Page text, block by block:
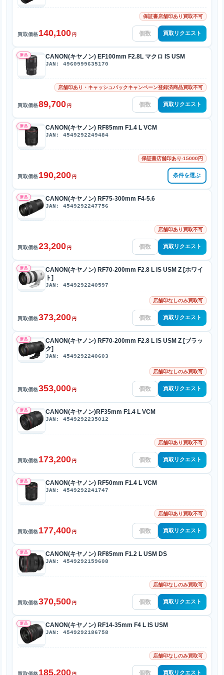
保証書店舗印あり買取不可
買取価格140,100 円 買取リクエスト
新品 CANON(キヤノン) EF100mm F2.8L マクロ IS USM
JAN: 4960999635170
店舗印あり・キャッシュバックキャンペーン登録済商品買取不可
買取価格89,700 円 買取リクエスト
新品 CANON(キヤノン) RF85mm F1.4 L VCM
JAN: 4549292249484
保証書店舗印あり-15000円
買取価格190,200 円 条件を選ぶ
新品 CANON(キヤノン) RF75-300mm F4-5.6
JAN: 4549292247756
店舗印あり買取不可
買取価格23,200 円 買取リクエスト
新品
CANON(キヤノン) RF70-200mm F2.8 L IS USM Z [ホワイ
ト]
JAN: 4549292240597
店舗印なしのみ買取可
買取価格373,200 円 買取リクエスト
新品
CANON(キヤノン) RF70-200mm F2.8 L IS USM Z [ブラッ
ク]
JAN: 4549292240603
店舗印なしのみ買取可
買取価格353,000 円 買取リクエスト
新品 CANON(キヤノン)RF35mm F1.4 L VCM
JAN: 4549292235012
店舗印あり買取不可
買取価格173,200 円 買取リクエスト
新品 CANON(キヤノン) RF50mm F1.4 L VCM
JAN: 4549292241747
店舗印あり買取不可
買取価格177,400 円 買取リクエスト
新品 CANON(キヤノン) RF85mm F1.2 L USM DS
JAN: 4549292159608
店舗印なしのみ買取可
買取価格370,500 円 買取リクエスト
新品 CANON(キヤノン) RF14-35mm F4 L IS USM
JAN: 4549292186758
店舗印なしのみ買取可
買取価格185,200 買取リクエスト